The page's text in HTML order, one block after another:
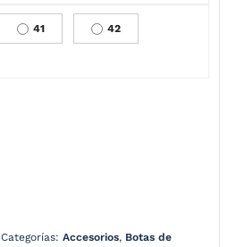
41 42
Categorías: Accesorios, Botas de